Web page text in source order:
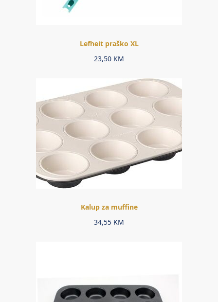
Lefheit praško XL
23,50 KM
Kalup za muffine
34,55 KM